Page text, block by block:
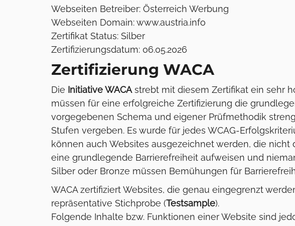
Webseiten Betreiber: Österreich Werbung
Webseiten Domain: www.austria.info
Zertifikat Status: Silber
Zertifizierungsdatum: 06.05.2026
Zertifizierung WACA
Die Initiative WACAstrebt mit diesem Zertifikat ein sehr
müssen für eine erfolgreiche Zertifizierung die
vorgegebenen Schema und eigener Prüfmethodik
Stufen vergeben. Es wurde für jedes WCAG-
können auch Websites ausgezeichnet werden, die
eine grundlegende Barrierefreiheit aufweisen und
Silber oder Bronze müssen Bemühungen für
WACA zertifiziert Websites, die genau eingegrenzt
repräsentative Stichprobe (Testsample).
Folgende Inhalte bzw. Funktionen einer Website sind